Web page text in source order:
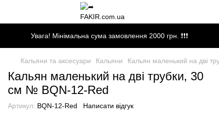
Увага! Мінімальна сума замовлення 2000 грн. ❗❗❗
Кальяни та аксесуари Кальяни Кальян маленький на дві
Кальян маленький на дві трубки, 30
см № BQN-12-Red
Артикул: BQN-12-Red Написати відгук